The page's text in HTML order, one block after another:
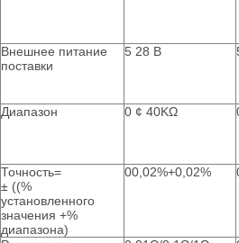
Внешнее питание
поставки
5 28 В
Диапазон 0 ¢ 40KΩ
Точность=
± ((%
установленного
значения +%
диапазона)
00,02%+0,02%